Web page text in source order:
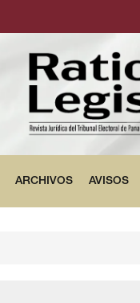
ARCHIVOS AVISOS